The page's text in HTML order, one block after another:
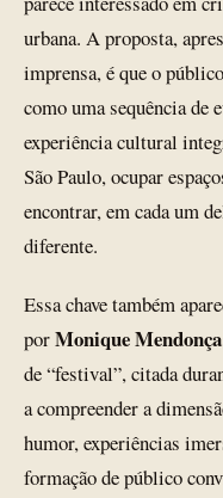
urbana. A proposta,
imprensa, é que o
como uma sequência de
experiência cultural
São Paulo, ocupar
encontrar, em cada um
diferente.
Essa chave também
porMonique Mendonça
de “festival”, citada
a compreender a
humor, experiências
formação de público